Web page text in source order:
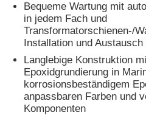
Produkte
Videos
VR Show
Bequeme Wartung mit
in jedem Fach und
Transformatorschienen-/
Installation und Austausch
Langlebige Konstruktion
Epoxidgrundierung in
korrosionsbeständigem
anpassbaren Farben und
Komponenten